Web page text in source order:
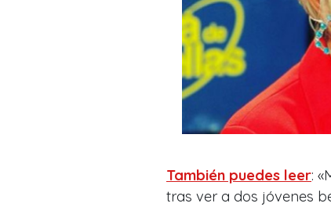
También puedes leer:
tras ver a dos jóvenes